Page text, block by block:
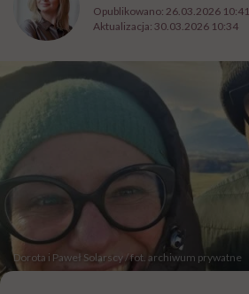
Opublikowano: 26.03.2026 10:41
Aktualizacja: 30.03.2026 10:34
Dorota i Paweł Solarscy / fot. archiwum prywatne